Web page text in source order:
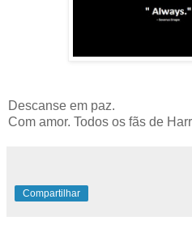
Descanse em paz.
Com amor. Todos os fãs de
Compartilhar